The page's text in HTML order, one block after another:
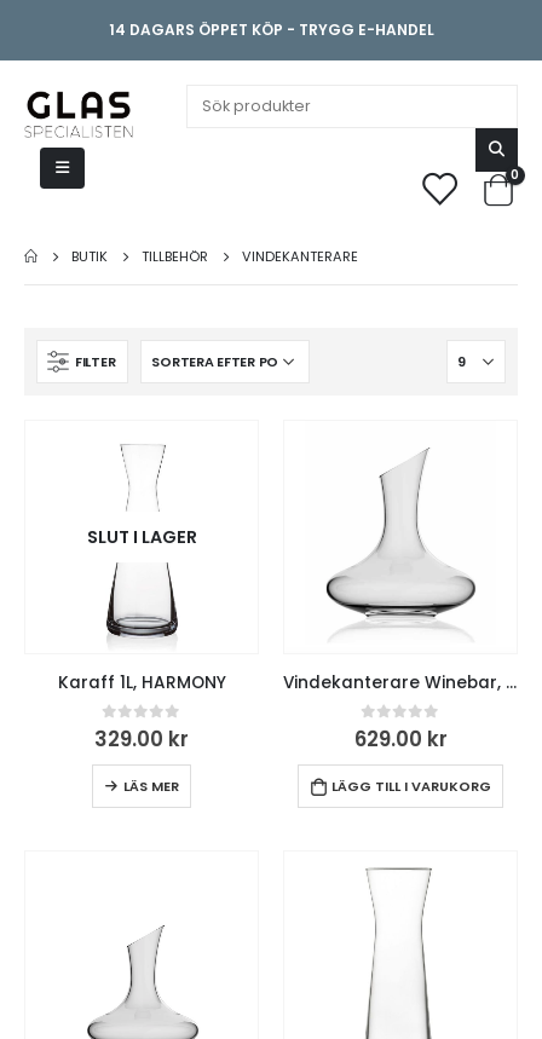
14 DAGARS ÖPPET KÖP - TRYGG E-HANDEL
0
BUTIK TILLBEHÖR VINDEKANTERARE
FILTER
SLUT I LAGER
Karaff 1L, HARMONY
0out of 5
329.00 kr
LÄS MER
Vindekanterare Winebar, 1 L
0out of 5
629.00 kr
LÄGG TILL I VARUKORG